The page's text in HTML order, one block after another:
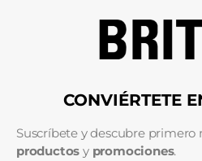
CONVIÉRTETE
Suscríbete y descubre primero
productos y promociones.